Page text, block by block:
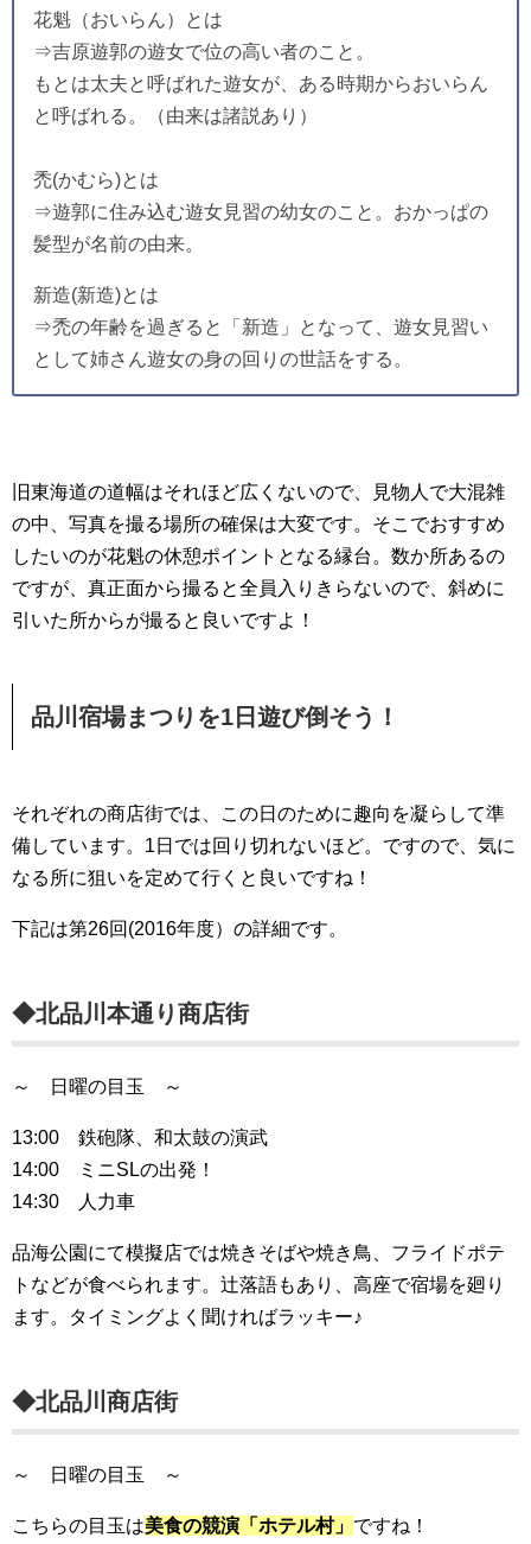
花魁（おいらん）とは
⇒吉原遊郭の遊女で位の高い者のこと。
もとは太夫と呼ばれた遊女が、ある時期からおいらん
と呼ばれる。（由来は諸説あり）
禿(かむら)とは
⇒遊郭に住み込む遊女見習の幼女のこと。おかっぱの
髪型が名前の由来。
新造(新造)とは
⇒禿の年齢を過ぎると「新造」となって、遊女見習い
として姉さん遊女の身の回りの世話をする。
旧東海道の道幅はそれほど広くないので、見物人で大混雑
の中、写真を撮る場所の確保は大変です。そこでおすすめ
したいのが花魁の休憩ポイントとなる縁台。数か所あるの
ですが、真正面から撮ると全員入りきらないので、斜めに
引いた所からが撮ると良いですよ！
品川宿場まつりを1日遊び倒そう！
それぞれの商店街では、この日のために趣向を凝らして準
備しています。1日では回り切れないほど。ですので、気に
なる所に狙いを定めて行くと良いですね！
下記は第26回(2016年度）の詳細です。
◆北品川本通り商店街
～ 日曜の目玉 ～
13:00 鉄砲隊、和太鼓の演武
14:00 ミニSLの出発！
14:30 人力車
品海公園にて模擬店では焼きそばや焼き鳥、フライドポテ
トなどが食べられます。辻落語もあり、高座で宿場を廻り
ます。タイミングよく聞ければラッキー♪
◆北品川商店街
～ 日曜の目玉 ～
こちらの目玉は美食の競演「ホテル村」 ですね！